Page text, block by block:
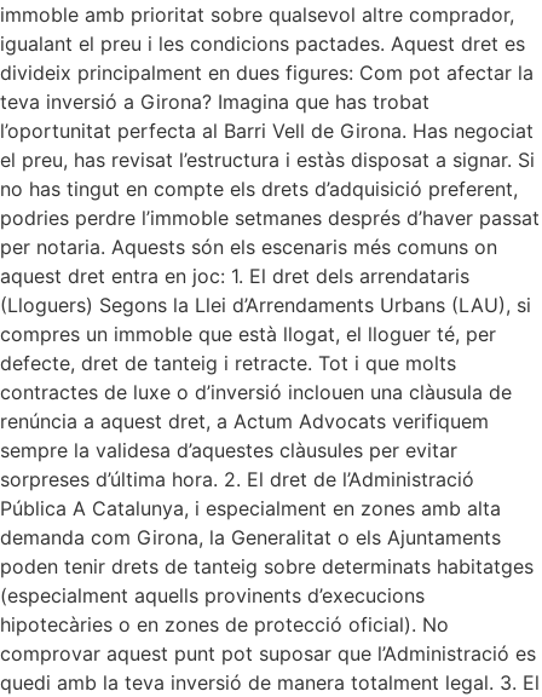
immoble amb prioritat sobre qualsevol altre comprador,
igualant el preu i les condicions pactades. Aquest dret es
divideix principalment en dues figures: Com pot afectar la
teva inversió a Girona? Imagina que has trobat
l’oportunitat perfecta al Barri Vell de Girona. Has negociat
el preu, has revisat l’estructura i estàs disposat a signar. Si
no has tingut en compte els drets d’adquisició preferent,
podries perdre l’immoble setmanes després d’haver passat
per notaria. Aquests són els escenaris més comuns on
aquest dret entra en joc: 1. El dret dels arrendataris
(Lloguers) Segons la Llei d’Arrendaments Urbans (LAU), si
compres un immoble que està llogat, el lloguer té, per
defecte, dret de tanteig i retracte. Tot i que molts
contractes de luxe o d’inversió inclouen una clàusula de
renúncia a aquest dret, a Actum Advocats verifiquem
sempre la validesa d’aquestes clàusules per evitar
sorpreses d’última hora. 2. El dret de l’Administració
Pública A Catalunya, i especialment en zones amb alta
demanda com Girona, la Generalitat o els Ajuntaments
poden tenir drets de tanteig sobre determinats habitatges
(especialment aquells provinents d’execucions
hipotecàries o en zones de protecció oficial). No
comprovar aquest punt pot suposar que l’Administració es
quedi amb la teva inversió de manera totalment legal. 3. El